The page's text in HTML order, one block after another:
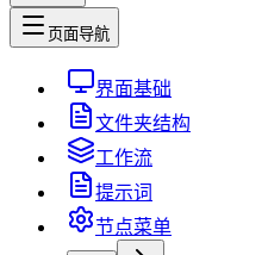
页面导航
界面基础
文件夹结构
工作流
提示词
节点菜单